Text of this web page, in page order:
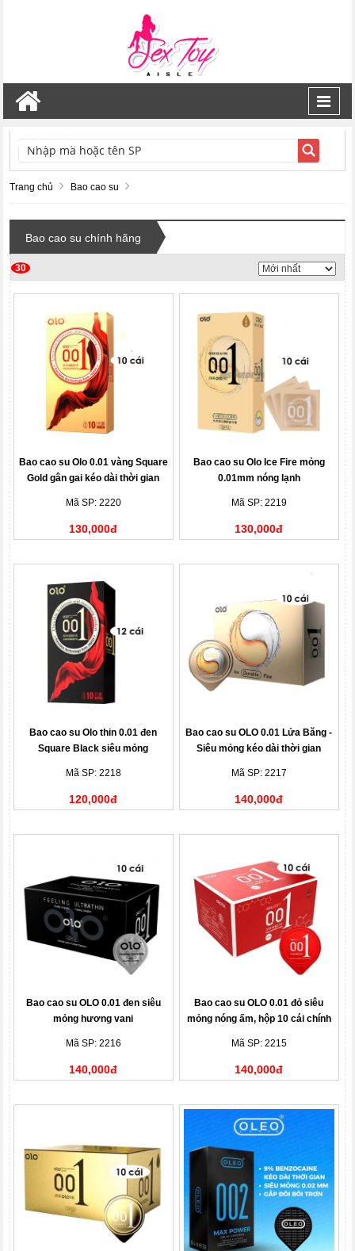
TÌM KIẾM
Trang chủ Bao cao su
Bao cao su chính hãng
30
Bao cao su Olo 0.01 vàng Square
Gold gân gai kéo dài thời gian
Mã SP: 2220
130,000đ
Bao cao su Olo Ice Fire mỏng
0.01mm nóng lạnh
Mã SP: 2219
130,000đ
Bao cao su Olo thin 0.01 đen
Square Black siêu mỏng
Mã SP: 2218
120,000đ
Bao cao su OLO 0.01 Lửa Băng -
Siêu mỏng kéo dài thời gian
Mã SP: 2217
140,000đ
Bao cao su OLO 0.01 đen siêu
mỏng hương vani
Mã SP: 2216
140,000đ
Bao cao su OLO 0.01 đỏ siêu
mỏng nóng ấm, hộp 10 cái chính
Mã SP: 2215
140,000đ